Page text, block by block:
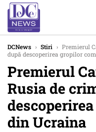
DCNews › Stiri › Premierul
după descoperirea gropilor
Premierul
Rusia de
din Ucraina